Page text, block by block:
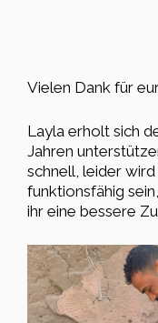
Vielen Dank für
Layla erholt sich
Jahren
schnell, leider
funktionsfähig
ihr eine bessere